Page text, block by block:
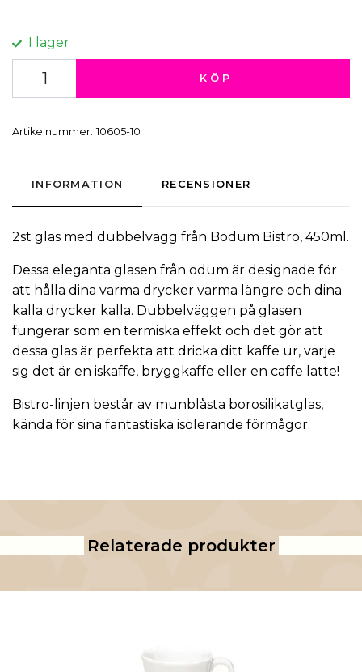
I lager
KÖP
Artikelnummer: 10605-10
INFORMATION RECENSIONER
2st glas med dubbelvägg från Bodum Bistro, 450ml.
Dessa eleganta glasen från odum är designade för
att hålla dina varma drycker varma längre och dina
kalla drycker kalla. Dubbelväggen på glasen
fungerar som en termiska effekt och det gör att
dessa glas är perfekta att dricka ditt kaffe ur, varje
sig det är en iskaffe, bryggkaffe eller en caffe latte!
Bistro-linjen består av munblåsta borosilikatglas,
kända för sina fantastiska isolerande förmågor.
Relaterade produkter